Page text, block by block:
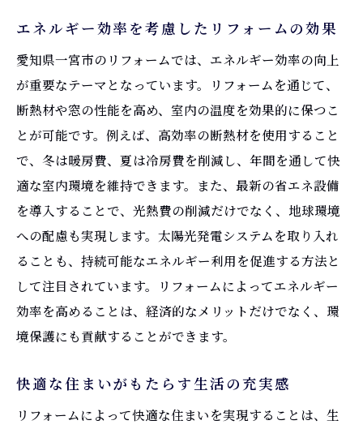
エネルギー効率を考慮したリフォームの効果
愛知県一宮市のリフォームでは、エネルギー効率の向上
が重要なテーマとなっています。リフォームを通じて、
断熱材や窓の性能を高め、室内の温度を効果的に保つこ
とが可能です。例えば、高効率の断熱材を使用すること
で、冬は暖房費、夏は冷房費を削減し、年間を通して快
適な室内環境を維持できます。また、最新の省エネ設備
を導入することで、光熱費の削減だけでなく、地球環境
への配慮も実現します。太陽光発電システムを取り入れ
ることも、持続可能なエネルギー利用を促進する方法と
して注目されています。リフォームによってエネルギー
効率を高めることは、経済的なメリットだけでなく、環
境保護にも貢献することができます。
快適な住まいがもたらす生活の充実感
リフォームによって快適な住まいを実現することは、生